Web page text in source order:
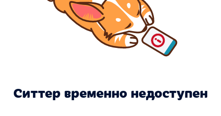
Ситтер временно недоступен